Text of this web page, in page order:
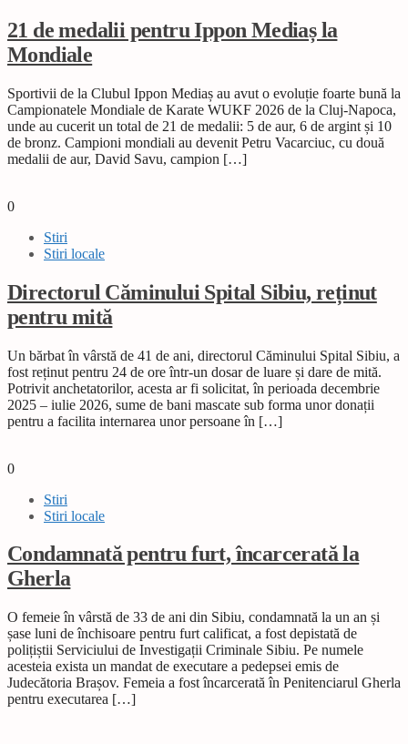
21 de medalii pentru Ippon Mediaș la
Mondiale
Sportivii de la Clubul Ippon Mediaș au avut o evoluție foarte bună la
Campionatele Mondiale de Karate WUKF 2026 de la Cluj-Napoca,
unde au cucerit un total de 21 de medalii: 5 de aur, 6 de argint și 10
de bronz. Campioni mondiali au devenit Petru Vacarciuc, cu două
medalii de aur, David Savu, campion […]
0
Stiri
Stiri locale
Directorul Căminului Spital Sibiu, reținut
pentru mită
Un bărbat în vârstă de 41 de ani, directorul Căminului Spital Sibiu, a
fost reținut pentru 24 de ore într-un dosar de luare și dare de mită.
Potrivit anchetatorilor, acesta ar fi solicitat, în perioada decembrie
2025 – iulie 2026, sume de bani mascate sub forma unor donații
pentru a facilita internarea unor persoane în […]
0
Stiri
Stiri locale
Condamnată pentru furt, încarcerată la
Gherla
O femeie în vârstă de 33 de ani din Sibiu, condamnată la un an și
șase luni de închisoare pentru furt calificat, a fost depistată de
polițiștii Serviciului de Investigații Criminale Sibiu. Pe numele
acesteia exista un mandat de executare a pedepsei emis de
Judecătoria Brașov. Femeia a fost încarcerată în Penitenciarul Gherla
pentru executarea […]